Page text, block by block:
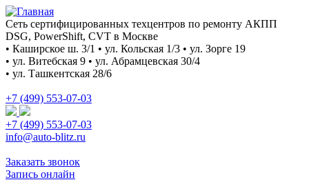
Сеть сертифицированных техцентров по ремонту АКПП
DSG, PowerShift, CVT в Москве
• Каширское ш. 3/1 • ул. Кольская 1/3 • ул. Зорге 19
• ул. Витебская 9 • ул. Абрамцевская 30/4
• ул. Ташкентская 28/6
+7 (499) 553-07-03
+7 (499) 553-07-03
info@auto-blitz.ru
Заказать звонок
Запись онлайн